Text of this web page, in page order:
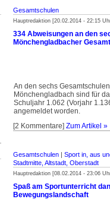
Gesamtschulen
Hauptredaktion [20.02.2014 - 22:15
334 Abweisungen an den
Mönchengladbacher
An den sechs
Mönchengladbach sind für
Schuljahr 1.062 (Vorjahr
angemeldet worden.
[2 Kommentare] Zum Artikel »
Gesamtschulen | Sport in, aus
Stadtmitte, Altstadt, Oberstadt
Hauptredaktion [08.02.2014 - 23:06
Spaß am Sportunterricht
Bewegungslandschaft